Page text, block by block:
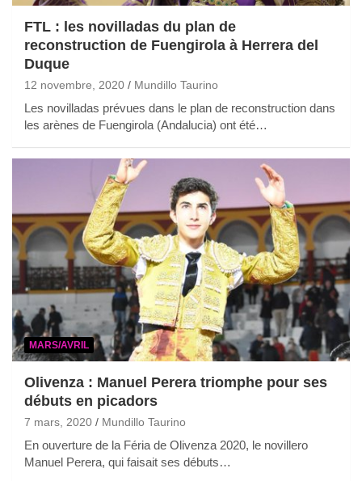
FTL : les novilladas du plan de
reconstruction de Fuengirola à Herrera del
Duque
12 novembre, 2020 Mundillo Taurino
Les novilladas prévues dans le plan de reconstruction dans
les arènes de Fuengirola (Andalucia) ont été…
MARS/AVRIL
Olivenza : Manuel Perera triomphe pour ses
débuts en picadors
7 mars, 2020 Mundillo Taurino
En ouverture de la Féria de Olivenza 2020, le novillero
Manuel Perera, qui faisait ses débuts…